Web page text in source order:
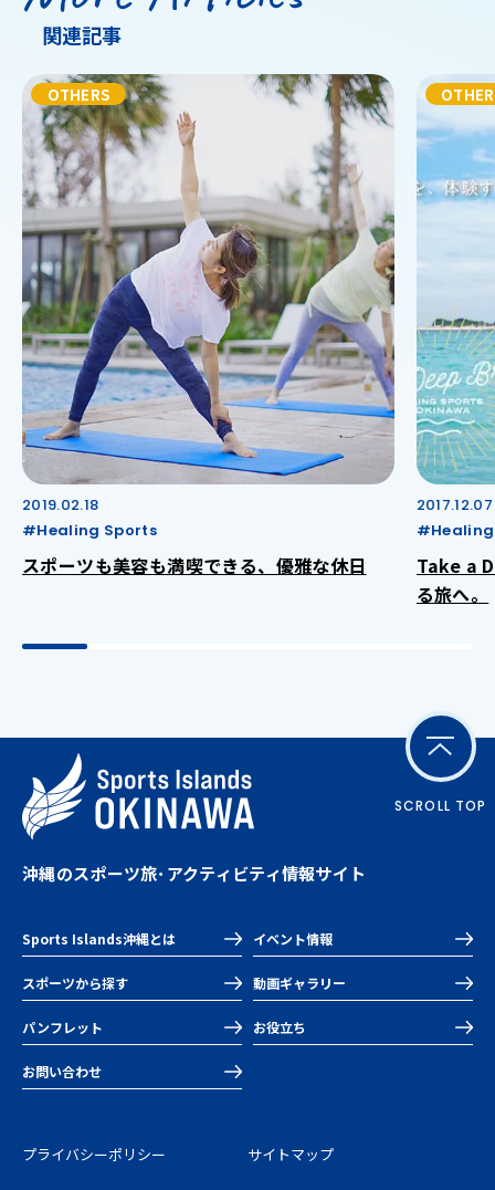
関連記事
OTHERS
2019.02.18
#Healing Sports
スポーツも美容も満喫できる、優雅な休日
2017.12.07
Take a
る旅へ。
SCROLL TOP
沖縄のスポーツ旅･アクティビティ情報サイト
Sports Islands沖縄とは イベント情報
スポーツから探す 動画ギャラリー
パンフレット お役立ち
お問い合わせ
プライバシーポリシー サイトマップ